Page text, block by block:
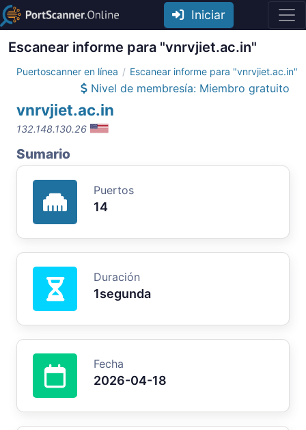
Iniciar
Escanear informe para "vnrvjiet.ac.in"
Puertoscanner en línea Escanear informe para "vnrvjiet.ac.in"
Nivel de membresía: Miembro gratuito
vnrvjiet.ac.in
132.148.130.26
Sumario
Puertos
14
Duración
1segunda
Fecha
2026-04-18